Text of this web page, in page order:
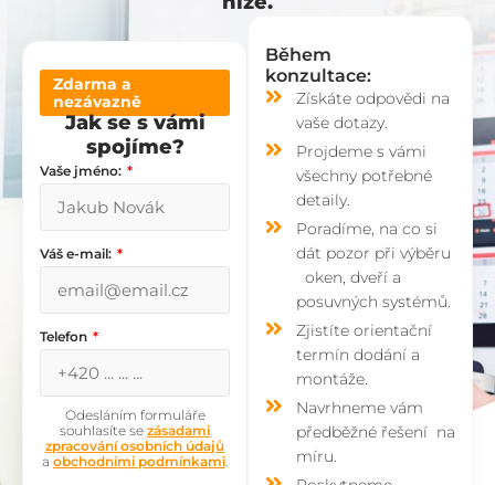
Zdarma a
nezávazně
Jak se s vámi
spojíme?
Vaše jméno:
Váš e-mail:
Telefon
Odesláním formuláře
souhlasíte se zásadami
zpracování osobních údajů
a obchodními podmínkami.
Během
konzultace:
Získáte odpovědi na
vaše dotazy.
Projdeme s vámi
všechny potřebné
detaily.
Poradíme, na co si
dát pozor při výběru
oken, dveří a
posuvných systémů.
Zjistíte orientační
termín dodání a
montáže.
Navrhneme vám
předběžné řešení na
míru.